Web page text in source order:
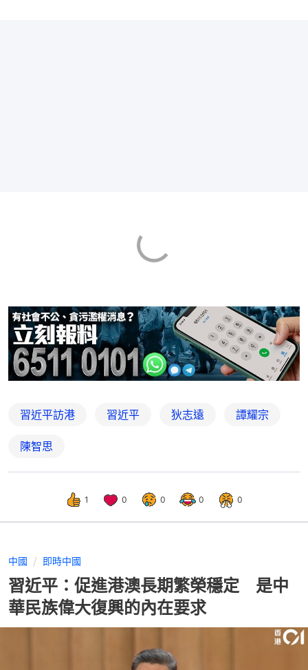
習近平訪港 習近平 狄志遠 譚耀宗
陳智思
1 0 0 0 0
中國 即時中國
習近平：促進港澳長期繁榮穩定 是中
華民族偉大復興的內在要求